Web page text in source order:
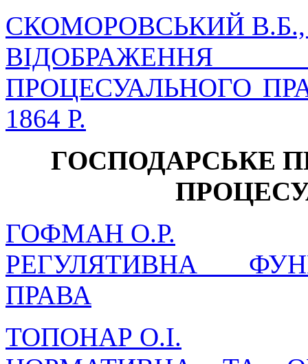
СКОМОРОВСЬКИЙ
ПРОЦЕСУАЛЬНОГО
1864 Р.
ГОСПОДАРСЬКЕ
ГОФМАН О.Р.
РЕГУЛЯТИВНА
ПРАВА
ТОПОНАР О.І.